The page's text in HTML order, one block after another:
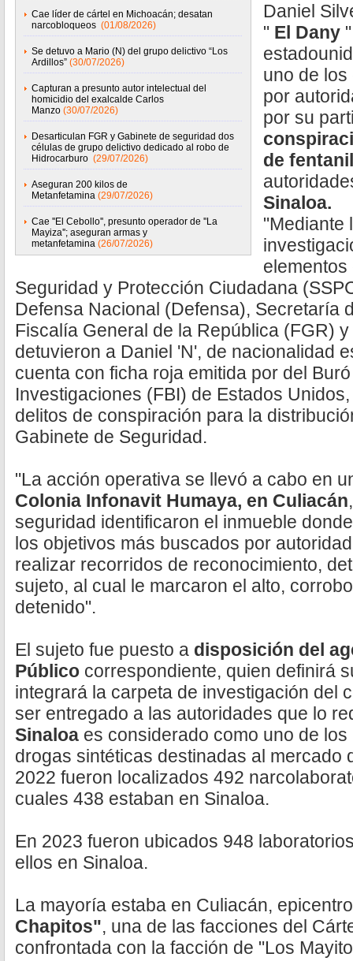
Cae líder de cártel en Michoacán; desatan
narcobloqueos (01/08/2026)
Se detuvo a Mario (N) del grupo delictivo “Los
Ardillos” (30/07/2026)
Capturan a presunto autor intelectual del
homicidio del exalcalde Carlos
Manzo (30/07/2026)
Desarticulan FGR y Gabinete de seguridad dos
células de grupo delictivo dedicado al robo de
Hidrocarburo (29/07/2026)
Aseguran 200 kilos de
Metanfetamina (29/07/2026)
Cae ''El Cebollo'', presunto operador de ''La
Mayiza''; aseguran armas y
metanfetamina (26/07/2026)
Daniel
" El Dany
uno de
por
por su
de
Sinaloa.
"Mediante
Seguridad y Protección Ciudadana
Defensa Nacional (Defensa), Secretaría
Fiscalía General de la República (FGR)
detuvieron a Daniel 'N', de nacionalidad
cuenta con ficha roja emitida por del
Investigaciones (FBI) de Estados
delitos de conspiración para la
Gabinete de Seguridad.
"La acción operativa se llevó a cabo en
Colonia Infonavit Humaya, en Culiacán
seguridad identificaron el inmueble
los objetivos más buscados por
realizar recorridos de reconocimiento,
sujeto, al cual le marcaron el alto,
detenido".
El sujeto fue puesto a disposición del
Público correspondiente, quien definirá
integrará la carpeta de investigación del
ser entregado a las autoridades que lo
Sinaloa es considerado como uno de
drogas sintéticas destinadas al mercado
2022 fueron localizados 492
cuales 438 estaban en Sinaloa.
En 2023 fueron ubicados 948
ellos en Sinaloa.
La mayoría estaba en Culiacán,
Chapitos", una de las facciones del
confrontada con la facción de "Los